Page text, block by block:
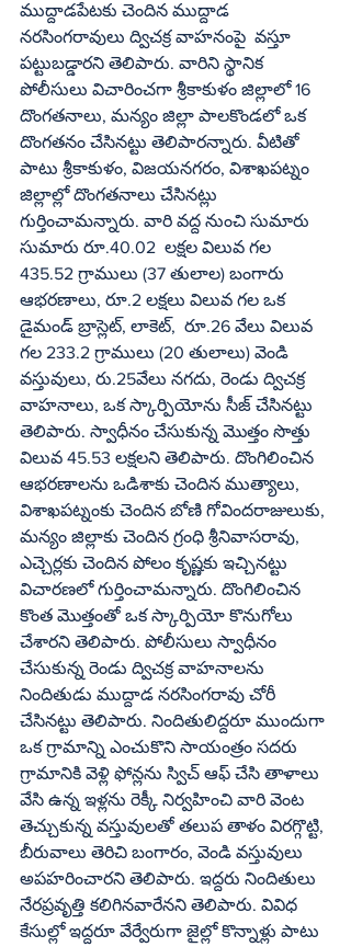
ముద్దాడపేటకు చెందిన ముద్దాడ
నరసింగరావులు ద్విచక్ర వాహనంపై  వస్తూ
పట్టుబడ్డారని తెలిపారు. వారిని స్థానిక
పోలీసులు విచారించగా శ్రీకాకుళం జిల్లాలో 16
దొంగతనాలు, మన్యం జిల్లా పాలకొండలో ఒక
దొంగతనం చేసినట్టు తెలిపారన్నారు. వీటితో
పాటు శ్రీకాకుళం, విజయనగరం, విశాఖపట్నం
జిల్లాల్లో దొంగతనాలు చేసినట్లు
గుర్తించామన్నారు. వారి వద్ద నుంచి సుమారు
సుమారు రూ.40.02  లక్షల విలువ గల
435.52 గ్రాములు (37 తులాల) బంగారు
ఆభరణాలు, రూ.2 లక్షలు విలువ గల ఒక
డైమండ్‌ బ్రాస్లెట్‌, లాకెట్‌,  రూ.26 వేలు విలువ
గల 233.2 గ్రాములు (20 తులాలు) వెండి
వస్తువులు, రు.25వేలు నగదు, రెండు ద్విచక్ర
వాహనాలు, ఒక స్కార్పియోను సీజ్‌ చేసినట్టు
తెలిపారు. స్వాధీనం చేసుకున్న మొత్తం సొత్తు
విలువ 45.53 లక్షలని తెలిపారు. దొంగిలించిన
ఆభరణాలను ఒడిశాకు చెందిన ముత్యాలు,
విశాఖపట్నంకు చెందిన బోణి గోవిందరాజులుకు,
మన్యం జిల్లాకు చెందిన గ్రంధి శ్రీనివాసరావు,
ఎచ్చెర్లకు చెందిన పోలం కృష్ణకు ఇచ్చినట్టు
విచారణలో గుర్తించామన్నారు. దొంగిలించిన
కొంత మొత్తంతో ఒక స్కార్పియో కొనుగోలు
చేశారని తెలిపారు. పోలీసులు స్వాధీనం
చేసుకున్న రెండు ద్విచక్ర వాహనాలను
నిందితుడు ముద్దాడ నరసింగరావు చోరీ
చేసినట్టు తెలిపారు. నిందితులిద్దరూ ముందుగా
ఒక గ్రామాన్ని ఎంచుకొని సాయంత్రం సదరు
గ్రామానికి వెళ్లి ఫోన్లను స్విచ్‌ ఆఫ్‌ చేసి తాళాలు
వేసి ఉన్న ఇళ్లను రెక్కీ నిర్వహించి వారి వెంట
తెచ్చుకున్న వస్తువులతో తలుప తాళం విరగ్గొట్టి,
బీరువాలు తెరిచి బంగారం, వెండి వస్తువులు
అపహరించారని తెలిపారు. ఇద్దరు నిందితులు
నేరప్రవృత్తి కలిగినవారేనని తెలిపారు. వివిధ
కేసుల్లో ఇద్దరూ వేర్వేరుగా జైల్లో కొన్నాళ్లు పాటు